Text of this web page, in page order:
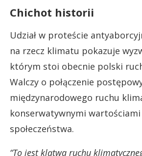
Chichot historii
Udział w proteście
na rzecz klimatu pokazuje
którym stoi obecnie polski
Walczy o połączenie
międzynarodowego ruchu
konserwatywnymi
społeczeństwa.
“To jest klątwa ruchu